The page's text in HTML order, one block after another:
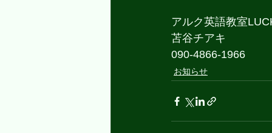
アルク英語教室
苫谷チアキ
090-4866-1966
お知らせ